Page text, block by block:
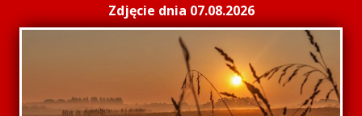
Zdjęcie dnia 07.08.2026